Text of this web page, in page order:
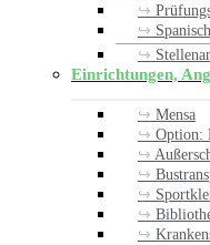
Einrichtungen,
Mensa
Option: